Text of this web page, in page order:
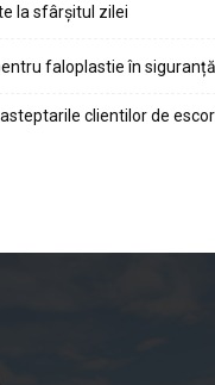
la sfârșitul zilei
faloplastie în siguranță
clientilor de